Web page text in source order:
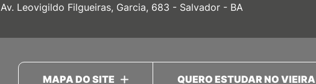
Av. Leovigildo Filgueiras, Garcia, 683 - Salvador - BA
MAPA DO SITE QUERO ESTUDAR NO VIEIRA